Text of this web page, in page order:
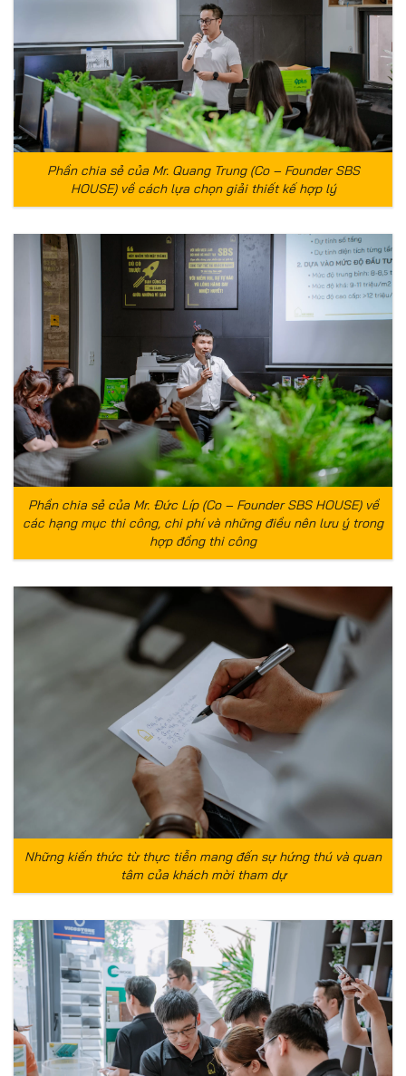
Phần chia sẻ của Mr. Quang Trung (Co – Founder SBS
HOUSE) về cách lựa chọn giải thiết kế hợp lý
Phần chia sẻ của Mr. Đức Líp (Co – Founder SBS HOUSE) về
các hạng mục thi công, chi phí và những điều nên lưu ý trong
hợp đồng thi công
Những kiến thức từ thực tiễn mang đến sự hứng thú và quan
tâm của khách mời tham dự